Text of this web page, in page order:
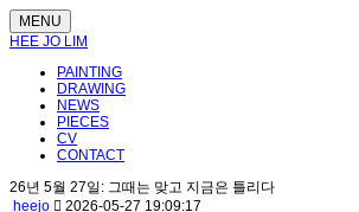
MENU
HEE JO LIM
PAINTING
DRAWING
NEWS
PIECES
CV
CONTACT
26년 5월 27일: 그때는 맞고 지금은 틀리다
heejo
2026-05-27 19:09:17